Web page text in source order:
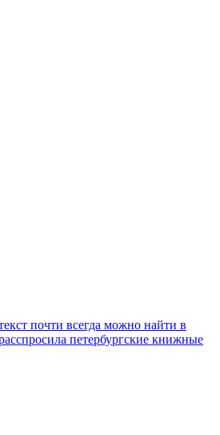
почти всегда можно найти в
петербургские книжные